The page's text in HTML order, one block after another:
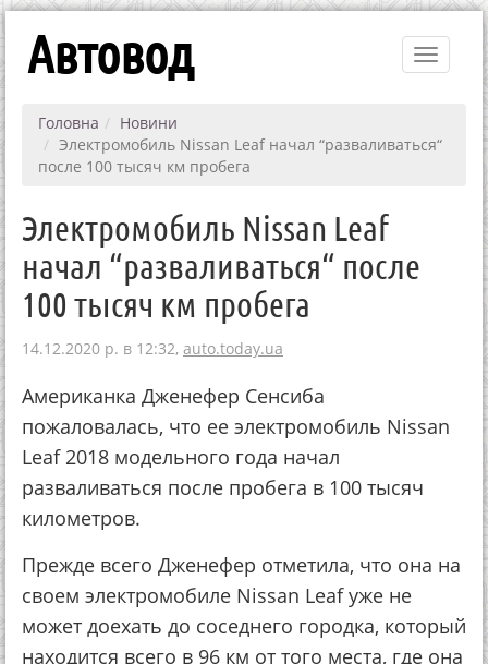
Toggle
Автовод
Головна
Новини
Электромобиль Nissan Leaf начал “разваливаться“
после 100 тысяч км пробега
Электромобиль Nissan Leaf
начал “разваливаться“ после
100 тысяч км пробега
14.12.2020 р. в 12:32, auto.today.ua
Американка Дженефер Сенсиба
пожаловалась, что ее электромобиль Nissan
Leaf 2018 модельного года начал
разваливаться после пробега в 100 тысяч
километров.
Прежде всего Дженефер отметила, что она на
своем электромобиле Nissan Leaf уже не
может доехать до соседнего городка, который
находится всего в 96 км от того места, где она